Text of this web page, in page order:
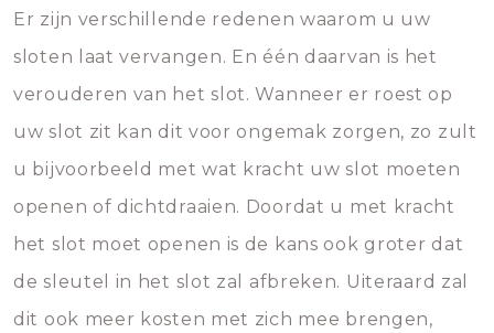
Er zijn verschillende redenen waarom u uw
sloten laat vervangen. En één daarvan is het
verouderen van het slot. Wanneer er roest op
uw slot zit kan dit voor ongemak zorgen, zo zult
u bijvoorbeeld met wat kracht uw slot moeten
openen of dichtdraaien. Doordat u met kracht
het slot moet openen is de kans ook groter dat
de sleutel in het slot zal afbreken. Uiteraard zal
dit ook meer kosten met zich mee brengen,